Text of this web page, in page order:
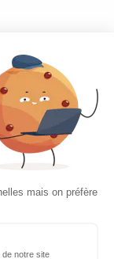
carried out by our
players
mais on préfère
de notre site